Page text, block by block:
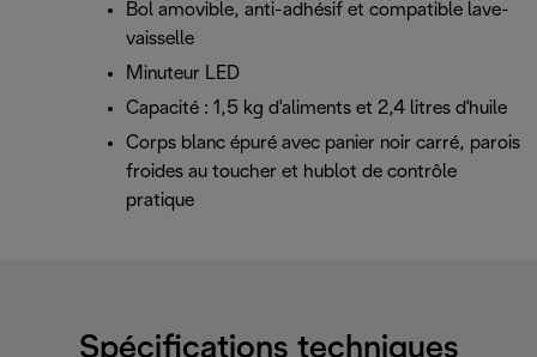
Bol amovible, anti-adhésif et compatible lave-
vaisselle
Minuteur LED
Capacité : 1,5 kg d'aliments et 2,4 litres d'huile
Corps blanc épuré avec panier noir carré, parois
froides au toucher et hublot de contrôle
pratique
Spécifications techniques